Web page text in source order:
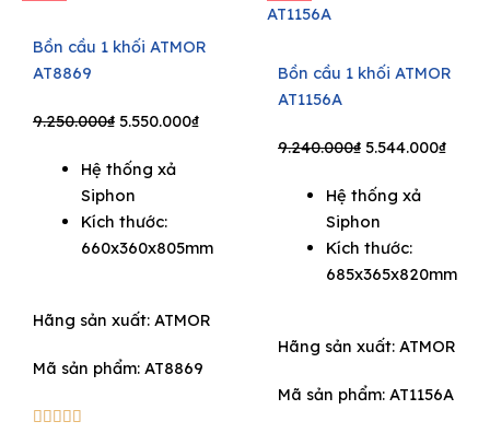
Bồn cầu 1 khối ATMOR
AT8869
9.250.000₫ Original
was:
9.250.000₫.
5.550.000₫Current
Hệ thống xả
Siphon
Kích thước:
660x360x805mm
Hãng sản xuất: ATMOR
Mã sản phẩm: AT8869
    
Bồn cầu 1 khối ATMOR
AT1156A
9.240.000₫ Original
was:
9.240.000₫.
5.544.000₫
Hệ thống xả
Siphon
Kích thước:
685x365x820mm
Hãng sản xuất: ATMOR
Mã sản phẩm: AT1156A